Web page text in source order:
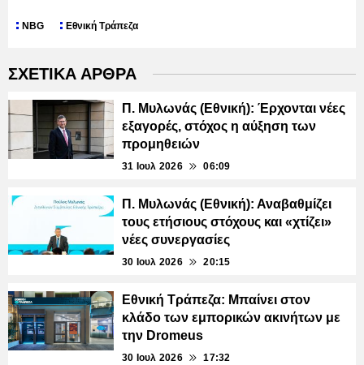
NBG Εθνική Τράπεζα
ΣΧΕΤΙΚΑ ΑΡΘΡΑ
Π. Μυλωνάς (Εθνική): Έρχονται νέες
εξαγορές, στόχος η αύξηση των
προμηθειών
31 Ιουλ 2026 06:09
Π. Μυλωνάς (Εθνική): Αναβαθμίζει
τους ετήσιους στόχους και «χτίζει»
νέες συνεργασίες
30 Ιουλ 2026 20:15
Εθνική Τράπεζα: Μπαίνει στον
κλάδο των εμπορικών ακινήτων με
την Dromeus
30 Ιουλ 2026 17:32